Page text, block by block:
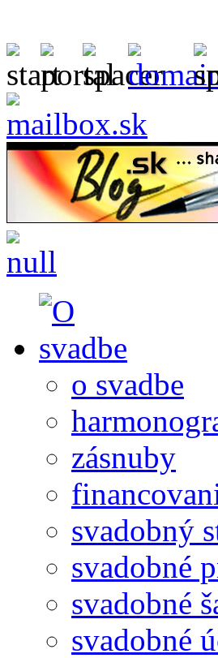
o svadbe
zásnuby
svadobný
svadobné
svadobné
svadobné